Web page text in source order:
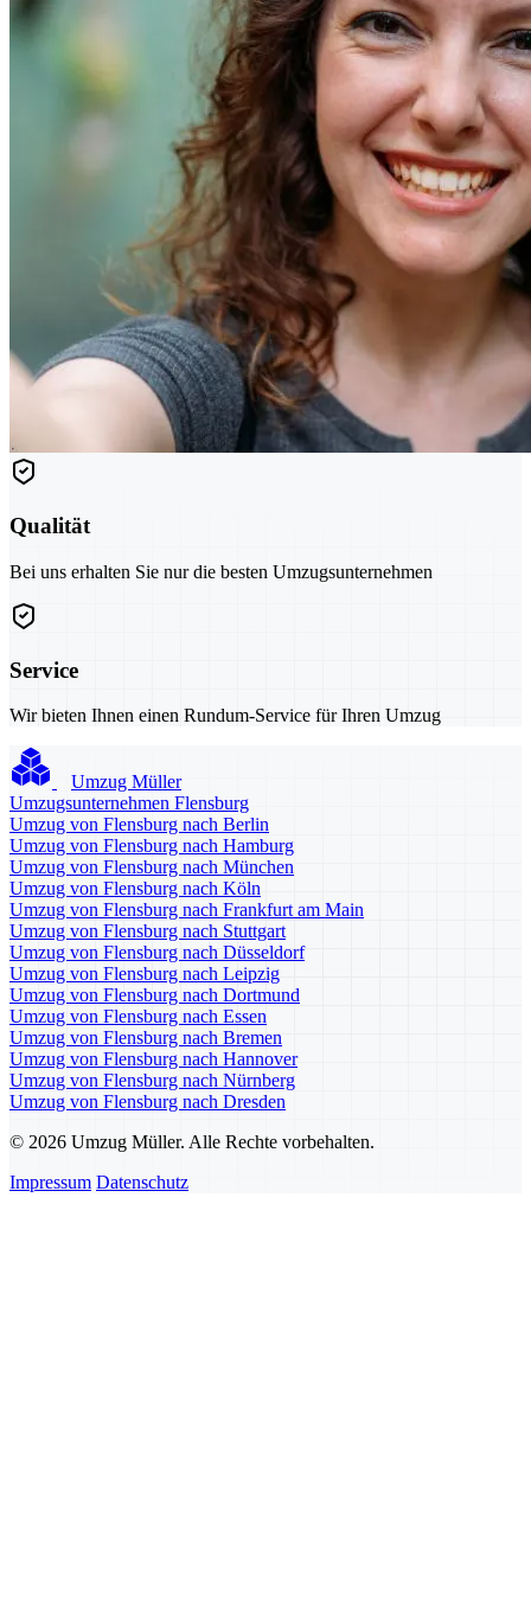
Qualität
Bei uns erhalten Sie nur die besten Umzugsunternehmen
Service
Wir bieten Ihnen einen Rundum-Service für Ihren Umzug
Umzug Müller
Umzugsunternehmen Flensburg
Umzug von Flensburg nach Berlin
Umzug von Flensburg nach Hamburg
Umzug von Flensburg nach München
Umzug von Flensburg nach Köln
Umzug von Flensburg nach Frankfurt am Main
Umzug von Flensburg nach Stuttgart
Umzug von Flensburg nach Düsseldorf
Umzug von Flensburg nach Leipzig
Umzug von Flensburg nach Dortmund
Umzug von Flensburg nach Essen
Umzug von Flensburg nach Bremen
Umzug von Flensburg nach Hannover
Umzug von Flensburg nach Nürnberg
Umzug von Flensburg nach Dresden
© 2026 Umzug Müller. Alle Rechte vorbehalten.
Impressum Datenschutz